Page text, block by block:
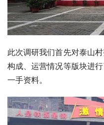
此次调研我们首先对泰山
构成、运营情况等版块进
一手资料。